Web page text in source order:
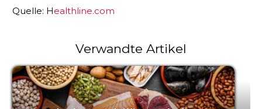
Quelle: Healthline.com
Verwandte Artikel